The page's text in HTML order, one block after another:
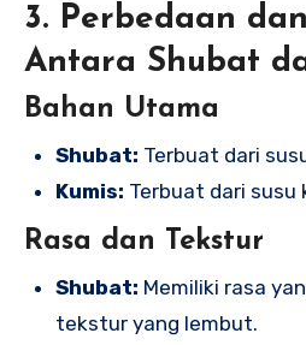
3. Perbedaan
Antara Shubat
Bahan Utama
Shubat: Terbuat dari
Kumis: Terbuat dari susu
Rasa dan Tekstur
Shubat: Memiliki rasa
tekstur yang lembut.